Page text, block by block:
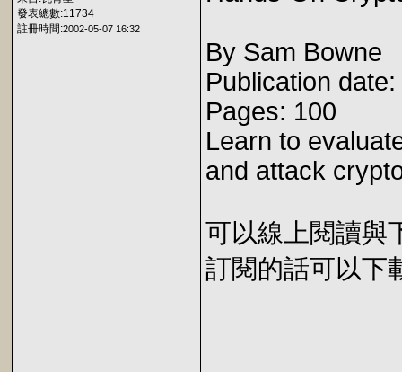
發表總數:11734
註冊時間:2002-05-07 16:32
By Sam Bowne
Publication
Pages: 100
Learn to
and attack
可以線上閱讀與
訂閱的話可以下